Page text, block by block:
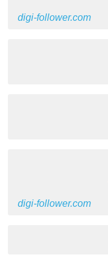
digi-follower.com
digi-follower.com